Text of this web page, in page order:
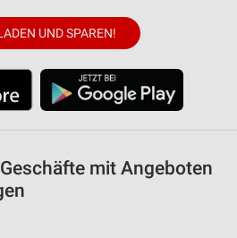
UND SPAREN!
mit Angeboten